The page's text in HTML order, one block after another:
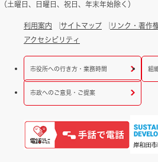
（土曜日、日曜日、祝日、年末年始除く）
利用案内 サイトマップ リンク・著作
アクセシビリティ
市役所への行き方・業務時間 組
市政へのご意見・ご提案